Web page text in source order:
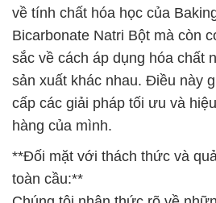
về tính chất hóa học của
Bicarbonate Natri Bột mà còn
sắc về cách áp dụng hóa chất
sản xuất khác nhau. Điều này
cấp các giải pháp tối ưu và
hàng của mình.
**Đối mặt với thách thức và
toàn cầu:**